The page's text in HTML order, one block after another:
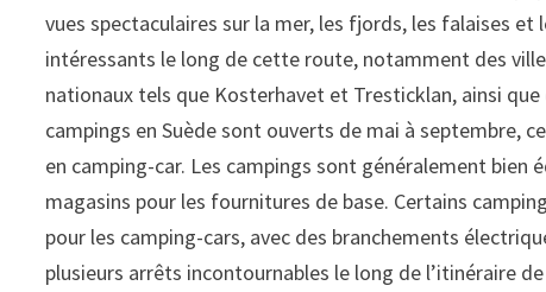
vues spectaculaires sur la mer, les fjords, les falaises et
intéressants le long de cette route, notamment des
nationaux tels que Kosterhavet et Tresticklan, ainsi
campings en Suède sont ouverts de mai à septembre,
en camping-car. Les campings sont généralement bien
magasins pour les fournitures de base. Certains
pour les camping-cars, avec des branchements
plusieurs arrêts incontournables le long de l’itinéraire